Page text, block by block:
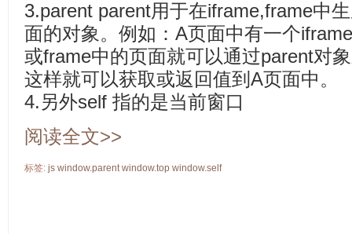
3.parent parent用于在iframe,frame中
面的对象。例如：A页面中有一个
或frame中的页面就可以通过parent对
这样就可以获取或返回值到A页面中。
4.另外self 指的是当前窗口
阅读全文>>
标签: js window.parent window.top window.self